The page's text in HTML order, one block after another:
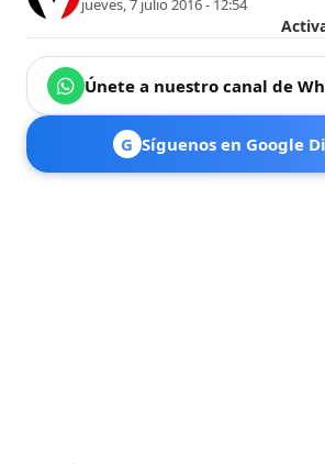
jueves, 7 julio 2016 - 12:54
Únete a nuestro canal de
G Síguenos en Google